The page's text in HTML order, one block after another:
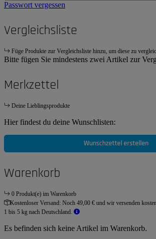
Passwort vergessen
Vergleichsliste
Füge Produkte zur Vergleichsliste hinzu, um diese zu
Bitte fügen Sie mindestens zwei Artikel zur
Merkzettel
Deine Lieblingsprodukte
Hier findest du deine Wunschlisten:
Wunschzettel erstellen
Warenkorb
0 Produkt(e) im Warenkorb
Kostenloser Versand: Noch 49,00 € und wir versenden
1 bis 5 kg nach Deutschland.
Es befinden sich keine Artikel im Warenkorb.